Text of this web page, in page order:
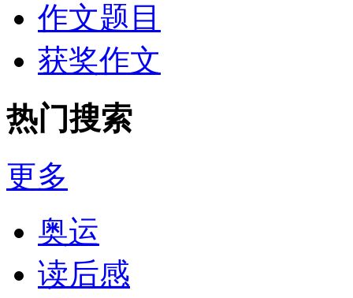
作文题目
获奖作文
热门搜索
更多
奥运
读后感